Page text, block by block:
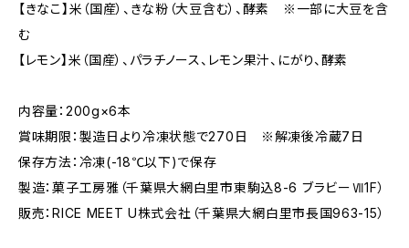
【きなこ】米（国産）、きな粉（大豆含む）、酵素 ※一部に大豆を含
む
【レモン】米（国産）、パラチノース、レモン果汁、にがり、酵素
内容量：200g×6本
賞味期限：製造日より冷凍状態で270日 ※解凍後冷蔵7日
保存方法：冷凍(-18℃以下)で保存
製造：菓子工房雅（千葉県大網白里市東駒込8-6 ブラビーⅦ1F）
販売：RICE MEET U株式会社（千葉県大網白里市長国963-15）